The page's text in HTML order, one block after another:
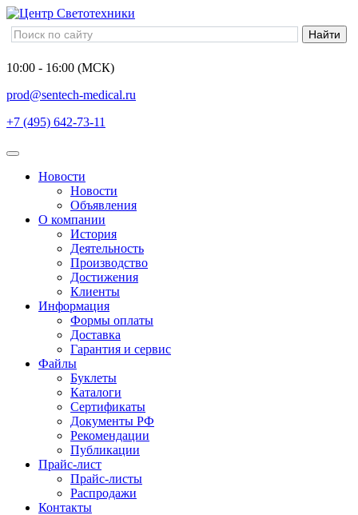
10:00 - 16:00 (МСК)
prod@sentech-medical.ru
+7 (495) 642-73-11
Новости
Новости
Объявления
О компании
История
Деятельность
Производство
Достижения
Клиенты
Информация
Формы оплаты
Доставка
Гарантия и сервис
Файлы
Буклеты
Каталоги
Сертификаты
Документы РФ
Рекомендации
Публикации
Прайс-лист
Прайс-листы
Распродажи
Контакты